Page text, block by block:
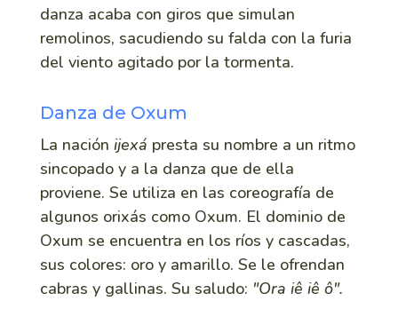
danza acaba con giros que simulan
remolinos, sacudiendo su falda con la furia
del viento agitado por la tormenta.
Danza de Oxum
La nación ijexá presta su nombre a un ritmo
sincopado y a la danza que de ella
proviene. Se utiliza en las coreografía de
algunos orixás como Oxum. El dominio de
Oxum se encuentra en los ríos y cascadas,
sus colores: oro y amarillo. Se le ofrendan
cabras y gallinas. Su saludo: "Ora iê iê ô".